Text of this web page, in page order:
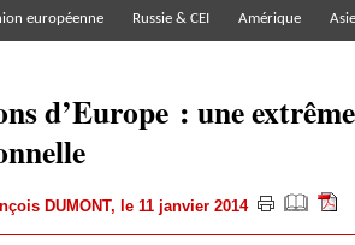
européenne Russie & CEI Amérique Asie
d’Europe : une
DUMONT, le 11 janvier 2014